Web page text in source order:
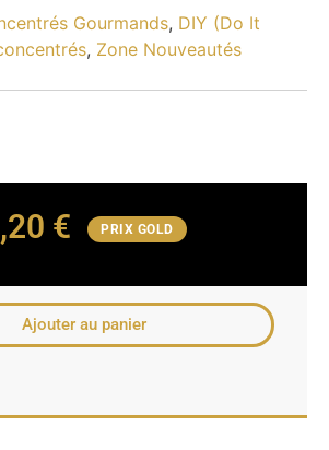
Gourmands, DIY (Do It
, Zone Nouveautés
€ PRIX GOLD
Ajouter au panier